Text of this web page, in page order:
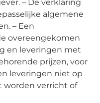
– De verklaring
algemene
– Een
overeengekomen
en leveringen met
prijzen, voor
leveringen niet op
worden verricht of